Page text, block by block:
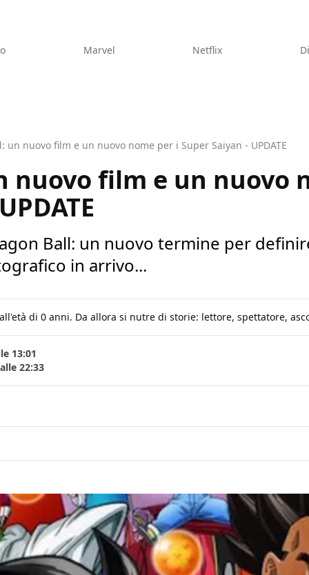
Marvel Netflix
un nuovo film e un nuovo nome per i Super Saiyan - UPDATE
nuovo film e un nuovo
Ball: un nuovo termine per
in arrivo...
di 0 anni. Da allora si nutre di storie: lettore, spettatore,
13:01
22:33